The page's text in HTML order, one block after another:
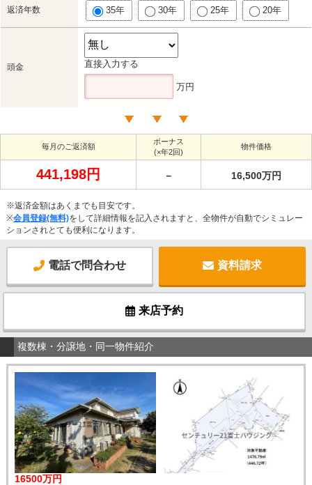
返済年数 35年 30年 25年 20年
頭金 直接入力する
万円
毎月のご返済額
ボーナス
(×年2回)
物件価格
441,198円 － 16,500万円
※返済金額はあくまでも目安です。
※会員登録(無料)をして詳細情報を記入されますと、全物件が自動でシミュレー
ションされとても便利になります。
電話で問合わせ 資料請求
来店予約
複数棟・分譲地・同一物件紹介
16500万円